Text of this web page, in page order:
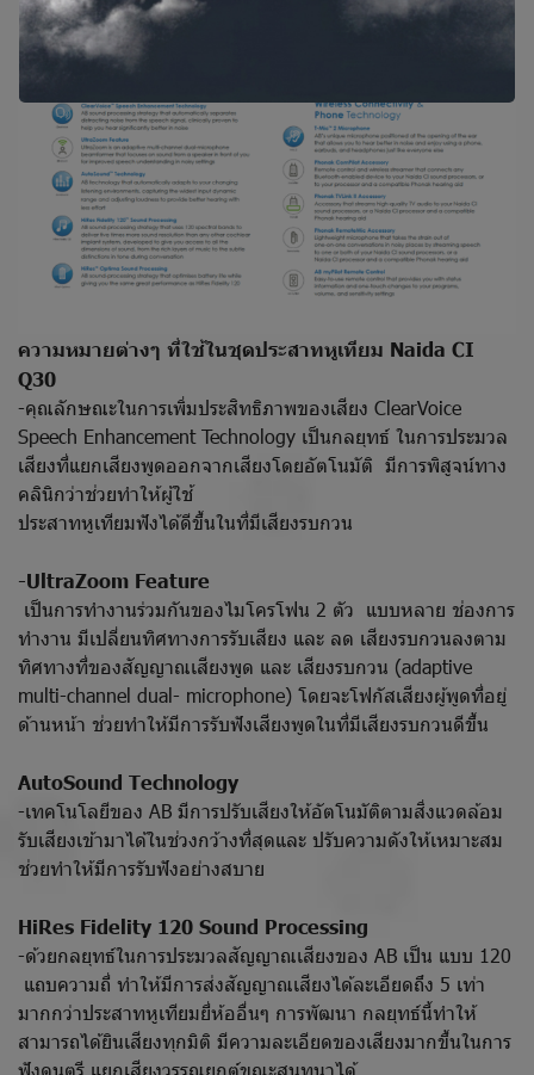
ความหมายต่างๆ ที่ใช้ในชุดประสาทหูเทียม Naida CI
Q30
-คุณลักษณะในการเพิ่มประสิทธิภาพของเสียง ClearVoice
Speech Enhancement Technology เป็นกลยุทธ์ ในการประมวล
เสียงที่แยกเสียงพูดออกจากเสียงโดยอัตโนมัติ มีการพิสูจน์ทาง
คลินิกว่าช่วยทำให้ผู้ใช้
ประสาทหูเทียมฟังได้ดีขึ้นในที่มีเสียงรบกวน
-UltraZoom Feature
เป็นการทำงานร่วมกันของไมโครโฟน 2 ตัว แบบหลาย ช่องการ
ทำงาน มีเปลี่ยนทิศทางการรับเสียง และ ลด เสียงรบกวนลงตาม
ทิศทางที่ของสัญญาณเสียงพูด และ เสียงรบกวน (adaptive
multi-channel dual- microphone) โดยจะโฟกัสเสียงผู้พูดที่อยู่
ด้านหน้า ช่วยทำให้มีการรับฟังเสียงพูดในที่มีเสียงรบกวนดีขึ้น
AutoSound Technology
-เทคโนโลยีของ AB มีการปรับเสียงให้อัตโนมัติตามสิ่งแวดล้อม
รับเสียงเข้ามาได้ในช่วงกว้างที่สุดและ ปรับความดังให้เหมาะสม
ช่วยทำให้มีการรับฟังอย่างสบาย
HiRes Fidelity 120 Sound Processing
-ด้วยกลยุทธ์ในการประมวลสัญญาณเสียงของ AB เป็น แบบ 120
แถบความถี่ ทำให้มีการส่งสัญญาณเสียงได้ละเอียดถึง 5 เท่า
มากกว่าประสาทหูเทียมยี่ห้ออื่นๆ การพัฒนา กลยุทธ์นี้ทำให้
สามารถได้ยินเสียงทุกมิติ มีความละเอียดของเสียงมากขึ้นในการ
ฟังดนตรี แยกเสียงวรรณยุกต์ขณะสนทนาได้